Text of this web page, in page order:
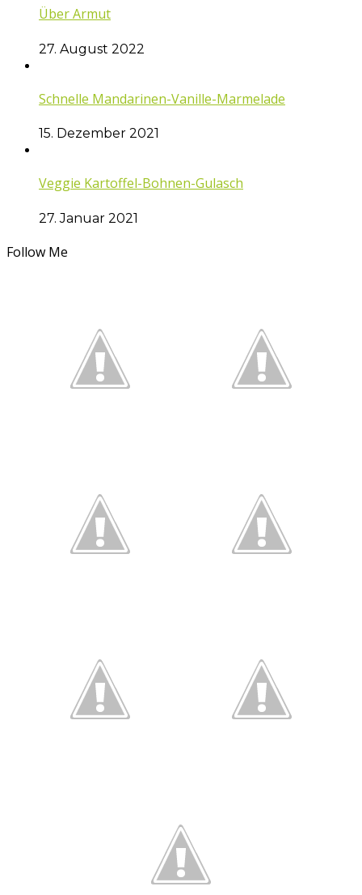
Über Armut
27. August 2022
Schnelle Mandarinen-Vanille-Marmelade
15. Dezember 2021
Veggie Kartoffel-Bohnen-Gulasch
27. Januar 2021
Follow Me